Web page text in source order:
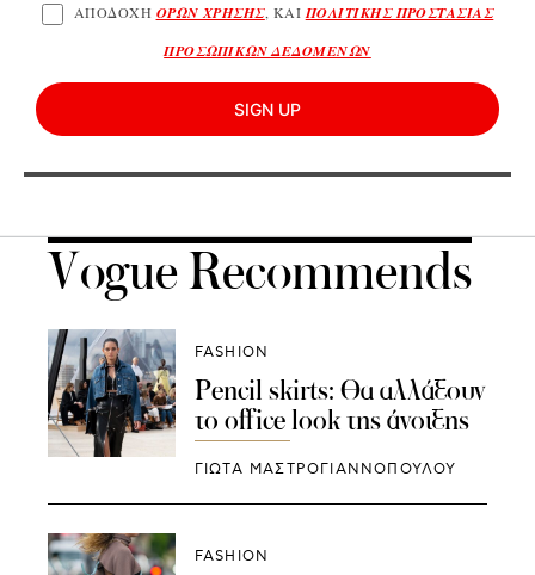
ΑΠΟΔΟΧΗ ΟΡΩΝ ΧΡΗΣΗΣ, ΚΑΙ ΠΟΛΙΤΙΚΗΣ ΠΡΟΣΤΑΣΙΑΣ
ΠΡΟΣΩΠΙΚΩΝ ΔΕΔΟΜΕΝΩΝ
SIGN UP
Vogue Recommends
FASHION
Pencil skirts: Θα αλλάξουν
το office look της άνοιξης
ΓΙΩΤΑ ΜΑΣΤΡΟΓΙΑΝΝΟΠΟΥΛΟΥ
FASHION